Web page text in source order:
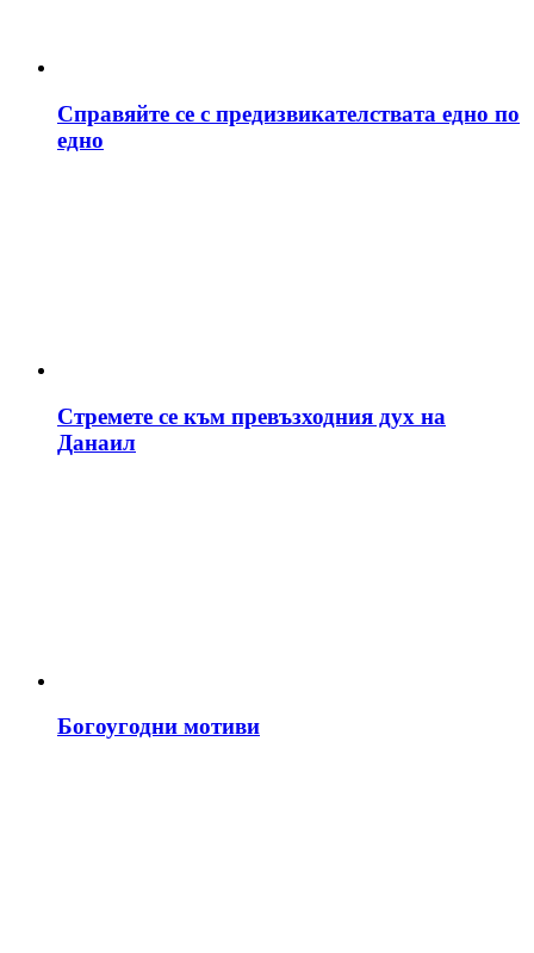
Справяйте се с предизвикателствата едно по
едно
Стремете се към превъзходния дух на
Данаил
Богоугодни мотиви